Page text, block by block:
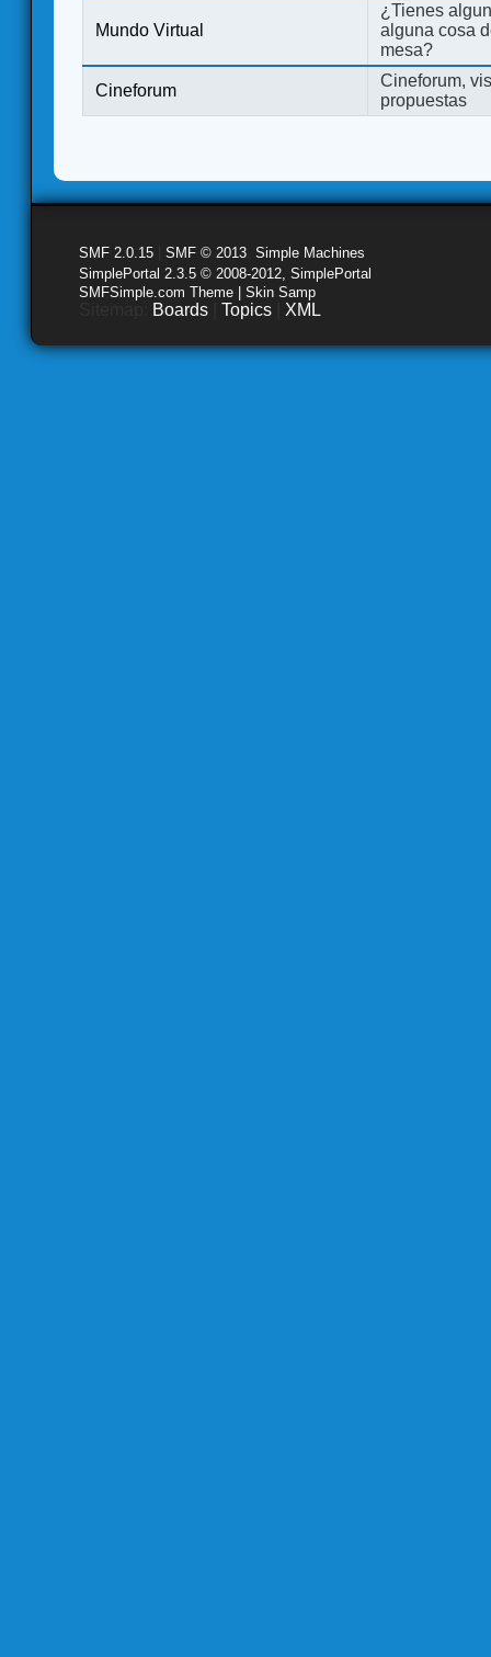
Mundo Virtual
¿Tienes
alguna cosa
mesa?
Cineforum
Cineforum,
propuestas
SMF 2.0.15 SMF © 2013 Simple Machines
SimplePortal 2.3.5 © 2008-2012, SimplePortal
SMFSimple.com Theme | Skin Samp
Boards Topics XML